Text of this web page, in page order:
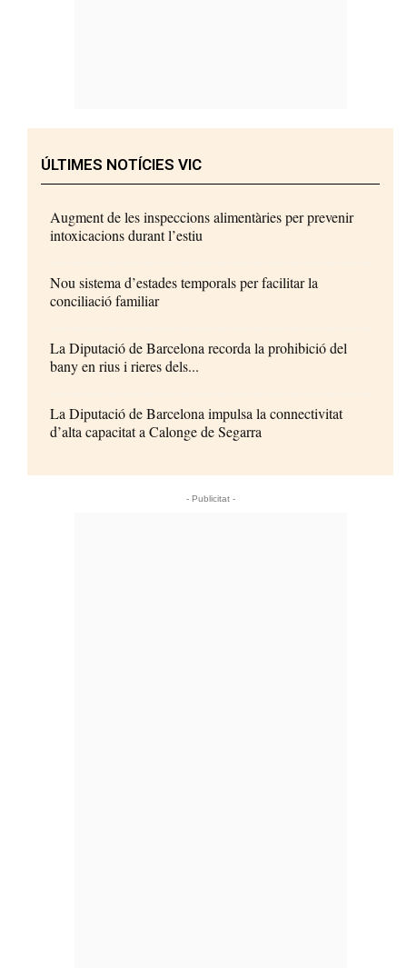
ÚLTIMES NOTÍCIES VIC
Augment de les inspeccions alimentàries per prevenir
intoxicacions durant l’estiu
Nou sistema d’estades temporals per facilitar la
conciliació familiar
La Diputació de Barcelona recorda la prohibició del
bany en rius i rieres dels...
La Diputació de Barcelona impulsa la connectivitat
d’alta capacitat a Calonge de Segarra
- Publicitat -